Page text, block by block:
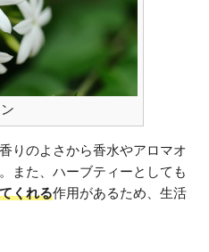
りのよさから香水やアロマオ
また、ハーブティーとしても
くれる作用があるため、生活